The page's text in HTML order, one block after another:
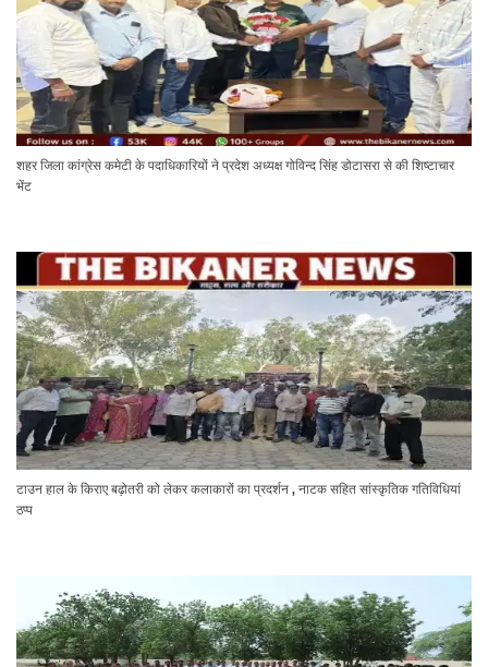
शहर जिला कांग्रेस कमेटी के पदाधिकारियों ने प्रदेश अध्यक्ष गोविन्द सिंह डोटासरा से की शिष्टाचार
भेंट
टाउन हाल के किराए बढ़ोतरी को लेकर कलाकारों का प्रदर्शन , नाटक सहित सांस्कृतिक गतिविधियां
ठप्प